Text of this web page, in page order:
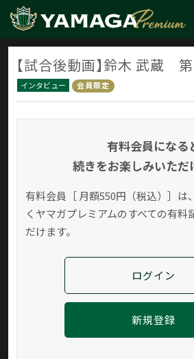
【試合後動画】鈴木 武蔵
インタビュー 会員限定
有料会員になる
続きをお楽しみいただ
有料会員［ 月額550円（税込）］は
く ヤマガプレミアムのすべての有料
だけます。
ログイン
新規登録